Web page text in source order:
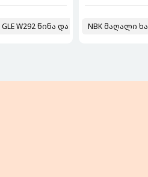
GLE W292 წინა და უკანაNBK მაღალი